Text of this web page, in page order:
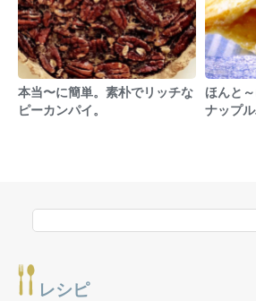
本当〜に簡単。素朴でリッチな
ピーカンパイ。
ほんと
ナップル
レシピ